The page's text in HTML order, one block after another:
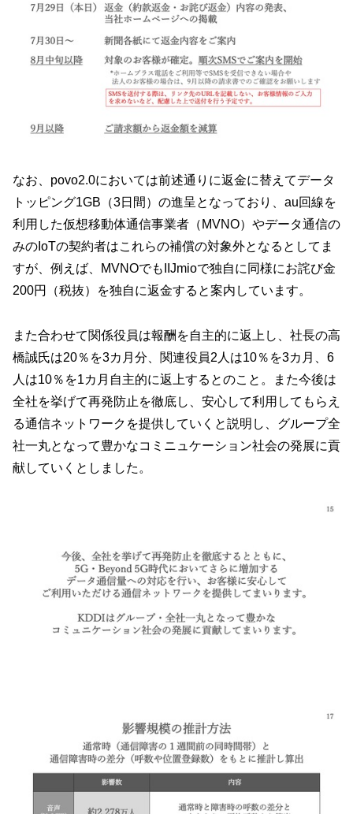
なお、povo2.0においては前述通りに返金に替えてデータ
トッピング1GB（3日間）の進呈となっており、au回線を
利用した仮想移動体通信事業者（MVNO）やデータ通信の
みのIoTの契約者はこれらの補償の対象外となるとしてま
すが、例えば、MVNOでもIIJmioで独自に同様にお詫び金
200円（税抜）を独自に返金すると案内しています。
また合わせて関係役員は報酬を自主的に返上し、社長の高
橋誠氏は20％を3カ月分、関連役員2人は10％を3カ月、6
人は10％を1カ月自主的に返上するとのこと。また今後は
全社を挙げて再発防止を徹底し、安心して利用してもらえ
る通信ネットワークを提供していくと説明し、グループ全
社一丸となって豊かなコミニュケーション社会の発展に貢
献していくとしました。